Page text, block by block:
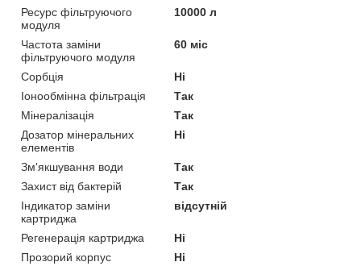
Ресурс фільтруючого
модуля
10000 л
Частота заміни
фільтруючого модуля
60 міс
Сорбція
Ні
Іонообмінна фільтрація
Так
Мінералізація
Так
Дозатор мінеральних
елементів
Ні
Зм'якшування води
Так
Захист від бактерій
Так
Індикатор заміни
картриджа
відсутній
Регенерація картриджа
Ні
Прозорий корпус
Ні